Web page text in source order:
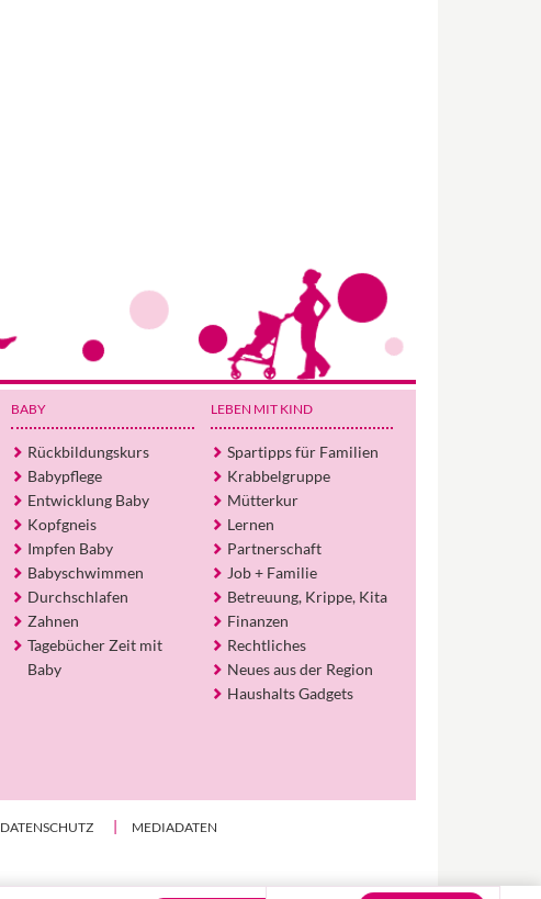
BABY
Rückbildungskurs
Babypflege
Entwicklung Baby
Kopfgneis
Impfen Baby
Babyschwimmen
Durchschlafen
Zahnen
Tagebücher Zeit mit
Baby
LEBEN MIT KIND
Spartipps für Familien
Krabbelgruppe
Mütterkur
Lernen
Partnerschaft
Job + Familie
Betreuung, Krippe, Kita
Finanzen
Rechtliches
Neues aus der Region
Haushalts Gadgets
DATENSCHUTZ
MEDIADATEN
Wir haben Deutschlands ersten
Eltern-Avatar für dich geschaffen!
Egal, welche Frage du hast rund ums
Elternwerden und Elternsein, Kurse, Tipps
und Empfehlungen von Experten.
Hier bekommst du Antworten!
Hilf uns, den Avatar mit deinen Fragen zu
Stück besser zu machen!